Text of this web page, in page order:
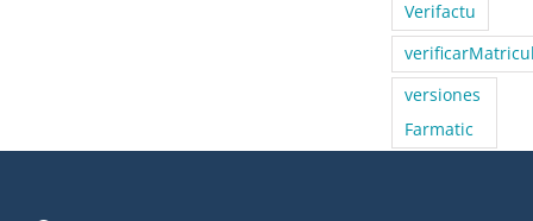
Verifactu
versiones
Farmatic